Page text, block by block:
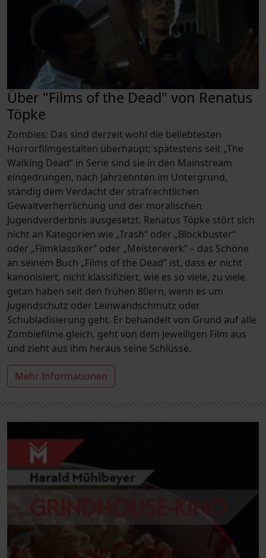
Über "Films of the Dead" von Renatus
Töpke
Zombies: Das sind derzeit wohl die beliebtesten
Horrorfilmgestalten überhaupt; spätestens seit „The
Walking Dead“ in Serie sind sie in den Mainstream
eingedrungen, nach Jahrzehnten im Untergrund,
ständig dem Verdacht der strafrechtlichen
Gewaltverherrlichung und der moralischen
Jugendverderbnis ausgesetzt. Renatus Töpke stört sich
nicht an Kategorien wie „Trash“ oder „Blockbuster“
oder „Filmklassiker“ oder „Meisterwerk“ – das Schöne
an seinem Buch „Films of the Dead“ ist, dass er nicht
kanonisiert, nicht klassifiziert, wie es so viele, zu viele
getan haben seit den frühen 80ern, wenn es um
Jugendschutz oder Leinwandschmutz oder
Schubladisierung geht. Er behandelt von Grund auf alle
Zombiefilme gleich, geht von dem jeweiligen Film aus
und zieht aus ihm heraus seine Schlüsse.
Mehr Informationen